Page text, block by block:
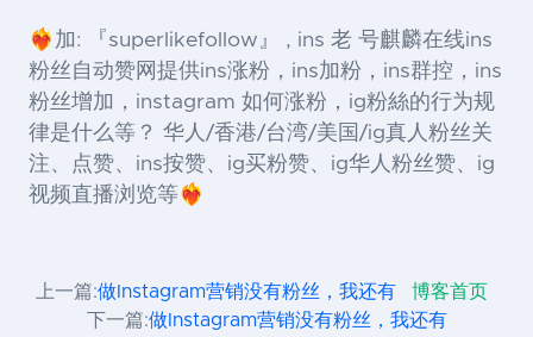
❤️‍🔥加: 『superlikefollow』 , ins 老 号麒麟在线ins
粉丝自动赞网提供ins涨粉，ins加粉，ins群控，ins
粉丝增加，instagram 如何涨粉，ig粉絲的行为规
律是什么等？ 华人/香港/台湾/美国/ig真人粉丝关
注、点赞、ins按赞、ig买粉赞、ig华人粉丝赞、ig
视频直播浏览等❤️‍🔥
上一篇:做Instagram营销没有粉丝，我还有
博客首页
下一篇:做Instagram营销没有粉丝，我还有